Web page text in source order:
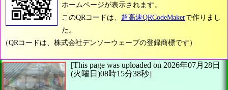
ホームページが表示されます。
このQRコードは、 超高速QRCodeMakerで作りまし
た。
（QRコードは、株式会社デンソーウェーブの登録商標です）
[This page was uploaded on 2026年07月28日
(火曜日)08時15分38秒]